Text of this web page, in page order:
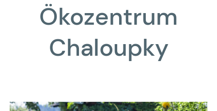
Ökozentrum
Chaloupky